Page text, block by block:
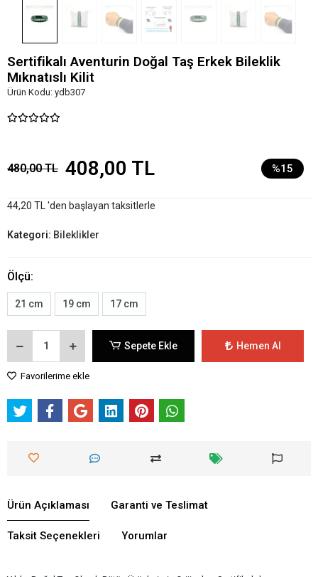
Sertifikalı Aventurin Doğal Taş Erkek Bileklik
Mıknatıslı Kilit
Ürün Kodu: ydb307
480,00 TL 408,00 TL %15
44,20 TL 'den başlayan taksitlerle
Kategori: Bileklikler
Ölçü:
21 cm 19 cm 17 cm
Sepete Ekle Hemen Al
Favorilerime ekle
Ürün Açıklaması Garanti ve Teslimat
Taksit Seçenekleri Yorumlar